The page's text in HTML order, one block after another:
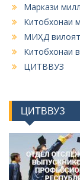
Маркази
Китобхонаи
МИҲД
Китобхонаи
ЦИТВВУЗ
ЦИТВВУЗ